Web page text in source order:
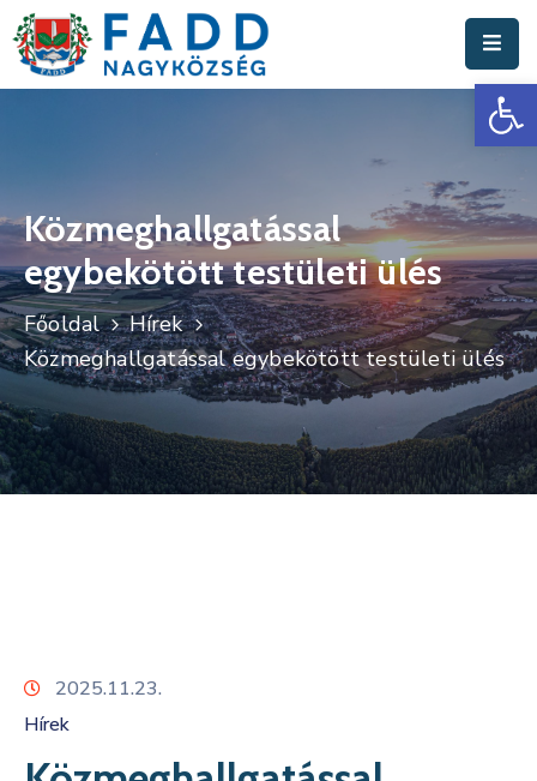
Hivatal
Fadd
Nagyközség
Turisztika
Választási
Információk
Események
Közmeghallgatással
egybekötött testületi ülés
Főoldal
Hírek
Közmeghallgatással egybekötött testületi ülés
2025.11.23.
Hírek